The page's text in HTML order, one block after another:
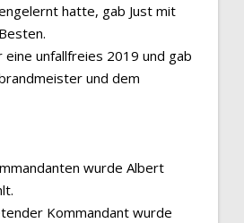
hatte, gab Just mit
unfallfreies 2019 und gab
und dem
wurde Albert
Kommandant wurde